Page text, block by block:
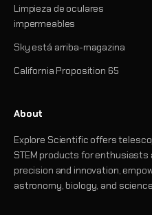
Limpieza de oculares
impermeables
Sky está arriba-magazina
California Proposition 65
About
Explore Scientific offers
STEM products for enthusiasts
precision and innovation,
astronomy, biology, and